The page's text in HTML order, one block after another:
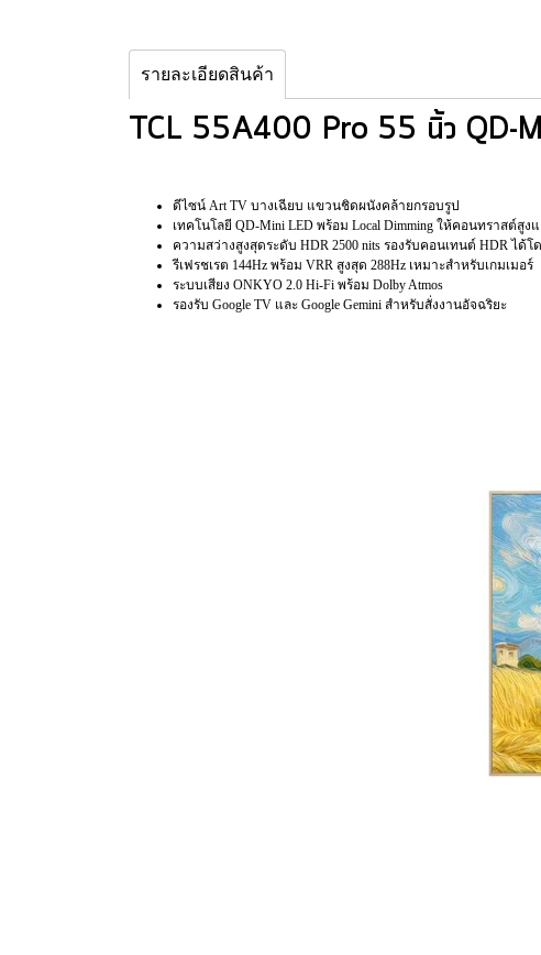
รายละเอียดสินค้า
TCL 55A400 Pro 55 นิ้ว QD-
ดีไซน์ Art TV บางเฉียบ แขวนชิดผนังคล้ายกรอบรูป
เทคโนโลยี QD-Mini LED พร้อม Local Dimming ให้คอนทราสต์สูง
ความสว่างสูงสุดระดับ HDR 2500 nits รองรับคอนเทนต์ HDR ได้โ
รีเฟรชเรต 144Hz พร้อม VRR สูงสุด 288Hz เหมาะสำหรับเกมเมอร์
ระบบเสียง ONKYO 2.0 Hi-Fi พร้อม Dolby Atmos
รองรับ Google TV และ Google Gemini สำหรับสั่งงานอัจฉริยะ